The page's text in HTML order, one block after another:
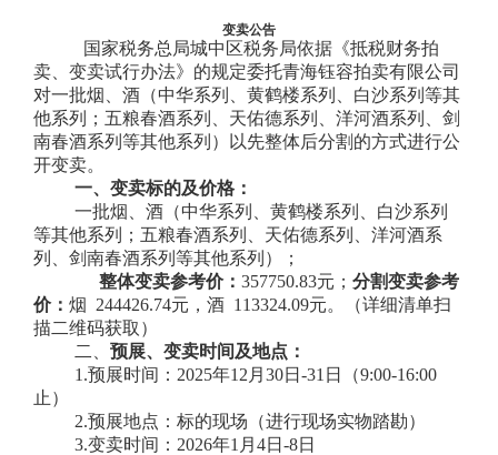
变卖公告
国家税务总局城中区税务局依据《抵税财务拍
卖、变卖试行办法》的规定委托青海钰容拍卖有限公司
对一批烟、酒（中华系列、黄鹤楼系列、白沙系列等其
他系列；五粮春酒系列、天佑德系列、洋河酒系列、剑
南春酒系列等其他系列）以先整体后分割的方式进行公
开变卖。
一、变卖标的及价格：
一批烟、酒（中华系列、黄鹤楼系列、白沙系列
等其他系列；五粮春酒系列、天佑德系列、洋河酒系
列、剑南春酒系列等其他系列）；
整体变卖参考价： 357750.83元； 分割变卖参考
价： 烟 244426.74元，酒 113324.09元。
（详细清单扫
描二维码获取）
二、预展、变卖时间及地点：
1.预展时间：2025年12月30日-31日（9:00-16:00
止）
2.预展地点：标的现场（进行现场实物踏勘）
3.变卖时间：2026年1月4日-8日